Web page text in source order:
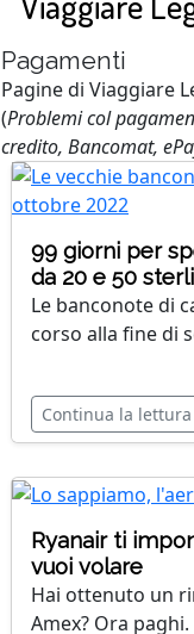
Pagamenti
Pagine di Viaggiare
(Problemi col
credito, Bancomat,
99 giorni per
da 20 e 50
Le banconote di
corso alla fine di
Continua la lettura
Ryanair ti
vuoi volare
Hai ottenuto un
Amex? Ora paghi.